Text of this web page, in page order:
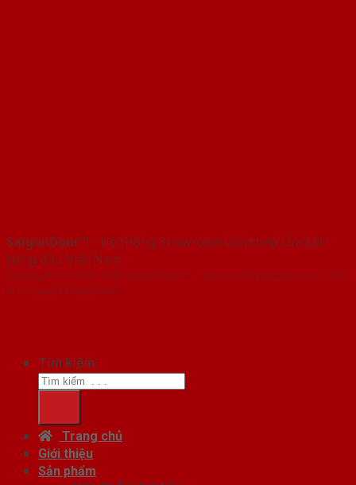
SaigonDoor™ - Hệ thống Showroom cửa thép cửa sắt
hàng đầu Việt Nam
Copyright ⓒ 2016 – 2026 SaigonDoor™ - www.cuathepcuasat.com | Đơn
vị chủ quản SaigonDoor
Tìm kiếm:
Trang chủ
Giới thiệu
Sản phẩm